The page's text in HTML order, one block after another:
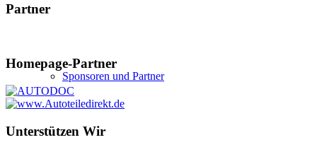
Sponsoren und Partner
Partner
Homepage-Partner
Unterstützen Wir